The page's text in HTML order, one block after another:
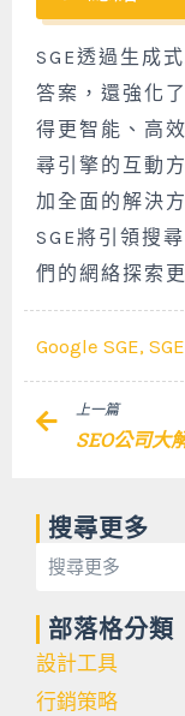
SGE透過生成
答案，還強化
得更智能、高
尋引擎的互動
加全面的解決
SGE將引領搜
們的網絡探索
Google SGE, SGE
Prev上一篇
搜尋更多
Search
部落格分類
設計工具
行銷策略